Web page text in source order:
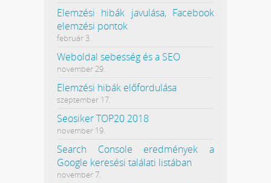
Elemzési hibák javulása, Facebook
elemzési pontok
február 3.
Weboldal sebesség és a SEO
november 29.
Elemzési hibák előfordulása
szeptember 17.
Seosiker TOP20 2018
november 19.
Search Console eredmények a
Google keresési találati listában
november 7.